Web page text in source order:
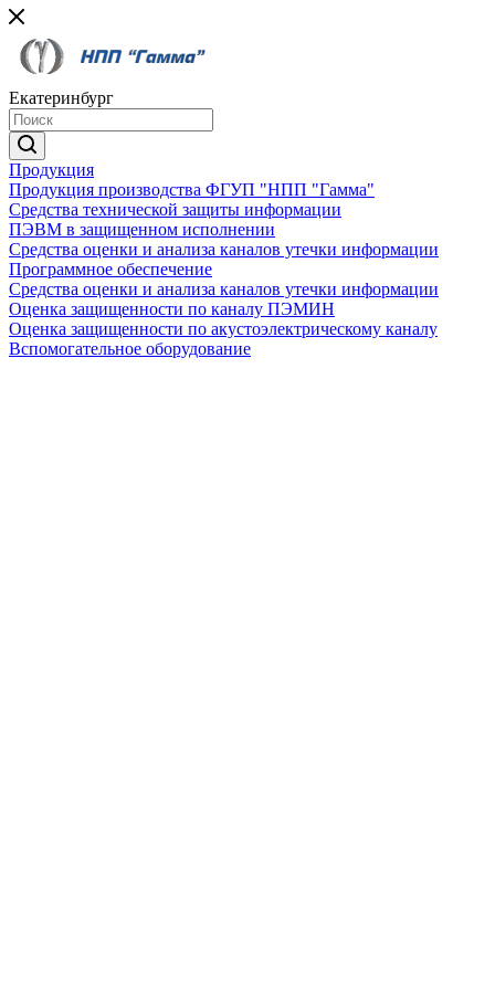
Екатеринбург
Продукция
Продукция производства ФГУП "НПП "Гамма"
Средства технической защиты информации
ПЭВМ в защищенном исполнении
Средства оценки и анализа каналов утечки информации
Программное обеспечение
Средства оценки и анализа каналов утечки информации
Оценка защищенности по каналу ПЭМИН
Оценка защищенности по акустоэлектрическому каналу
Вспомогательное оборудование